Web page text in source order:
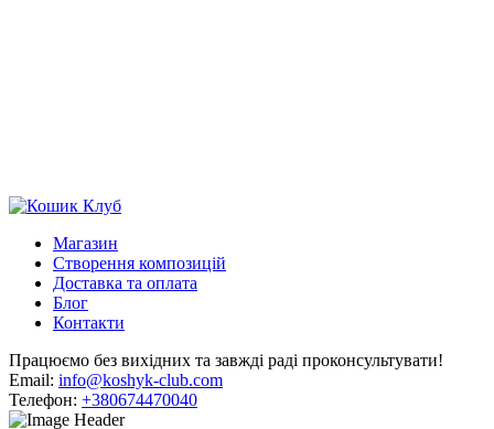
Магазин
Створення композицій
Доставка та оплата
Блог
Контакти
Працюємо без вихідних та завжді раді проконсультувати!
Email: info@koshyk-club.com
Телефон: +380674470040